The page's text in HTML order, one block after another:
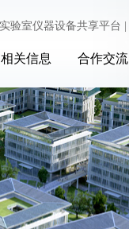
验室仪器设备共享平台
关信息 合作交流